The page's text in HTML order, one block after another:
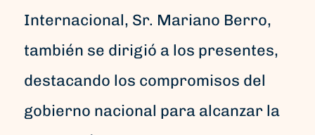
Internacional, Sr. Mariano Berro,
también se dirigió a los presentes,
destacando los compromisos del
gobierno nacional para alcanzar la